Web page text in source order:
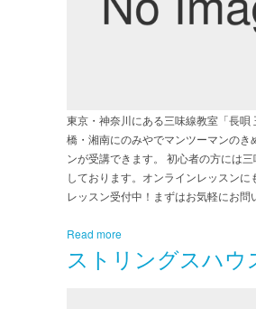
東京・神奈川にある三味線教室「長唄
橋・湘南にのみやでマンツーマンのき
ンが受講できます。 初心者の方には
しております。オンラインレッスンに
レッスン受付中！まずはお気軽にお問
Read more
ストリングスハウ